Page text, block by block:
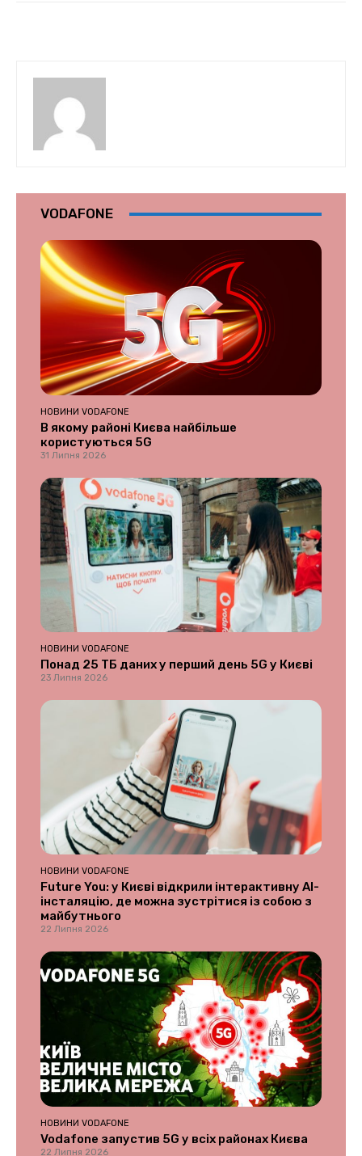
VODAFONE
НОВИНИ VODAFONE
В якому районі Києва найбільше
користуються 5G
31 Липня 2026
НОВИНИ VODAFONE
Понад 25 ТБ даних у перший день 5G у Києві
23 Липня 2026
НОВИНИ VODAFONE
Future You: у Києві відкрили інтерактивну AI-
інсталяцію, де можна зустрітися із собою з
майбутнього
22 Липня 2026
НОВИНИ VODAFONE
Vodafone запустив 5G у всіх районах Києва
22 Липня 2026